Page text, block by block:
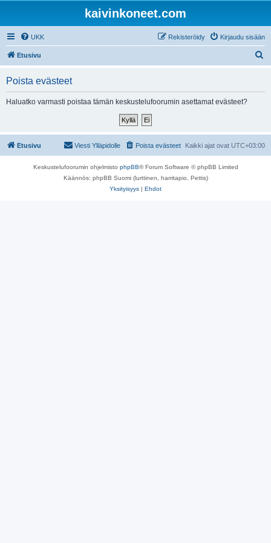
kaivinkoneet.com
UKK Kirjaudu sisään
Rekisteröidy
Etusivu
Poista evästeet
Haluatko varmasti poistaa tämän keskustelufoorumin asettamat evästeet?
Etusivu Kaikki ajat ovat UTC+03:00
Poista evästeet
Viesti Ylläpidolle
Keskustelufoorumin ohjelmisto phpBB® Forum Software © phpBB Limited
Käännös: phpBB Suomi (lurttinen, harritapio, Pettis)
Yksityisyys | Ehdot